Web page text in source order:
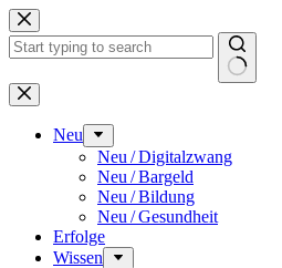
Zum
Inhalt
springen
Keine
Ergebnisse
Neu
Neu / Digitalzwang
Neu / Bargeld
Neu / Bildung
Neu / Gesundheit
Erfolge
Wissen